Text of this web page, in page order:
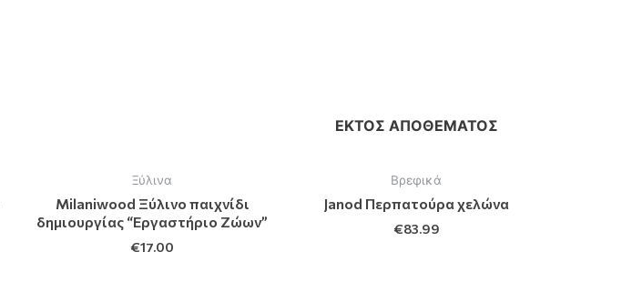
Ξύλινα
Milaniwood Ξύλινο παιχνίδι
δημιουργίας “Εργαστήριο Ζώων”
€17.00
ΕΚΤΌΣ ΑΠΟΘΈΜΑΤΟΣ
Βρεφικά
Janod Περπατούρα χελώνα
€83.99